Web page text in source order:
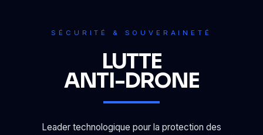
SÉCURITÉ & SOUVERAINETÉ
LUTTE
ANTI-DRONE
Leader technologique pour la protection des